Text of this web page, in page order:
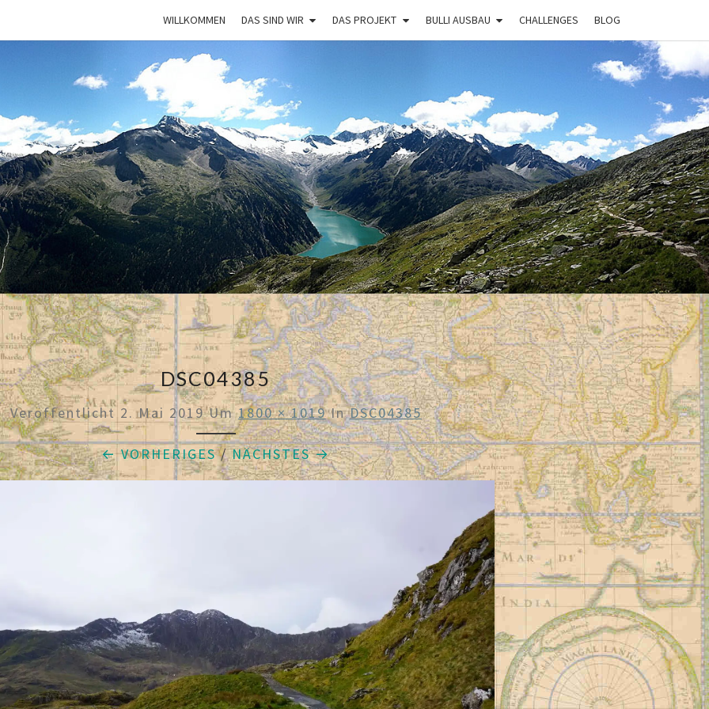
WILLKOMMEN DAS SIND WIR DAS PROJEKT BULLI AUSBAU CHALLENGES BLOG
VAGABULLI
Mit Dem
Bulli Um
Die Welt:
Ein Jahr
Auf
Weltreise
DSC04385
Veröffentlicht 2. Mai 2019Um1800 × 1019InDSC04385
← VORHERIGES/NÄCHSTES →